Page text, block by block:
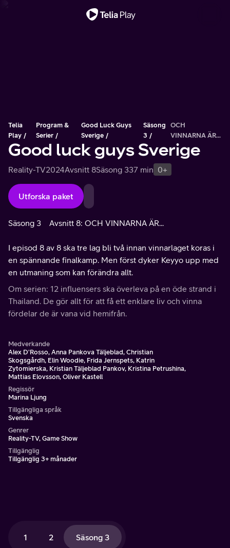
Telia
Play
Program &
Serier
Good Luck Guys
Sverige
Säsong
3
OCH
VINNARNA ÄR...
Good luck guys Sverige
Reality-TV2024Avsnitt 8Säsong 337 min 0+
Utforska paket
Säsong 3 Avsnitt 8: OCH VINNARNA ÄR...
I episod 8 av 8 ska tre lag bli två innan vinnarlaget koras i
en spännande finalkamp. Men först dyker Keyyo upp med
en utmaning som kan förändra allt.
Om serien: 12 influensers ska överleva på en öde strand i
Thailand. De gör allt för att få ett enklare liv och vinna
fördelar de är vana vid hemifrån.
Medverkande
Alex D'Rosso, Anna Pankova Täljeblad, Christian
Skogsgårdh, Elin Woodie, Frida Jernspets, Katrin
Zytomierska, Kristian Täljeblad Pankov, Kristina Petrushina,
Mattias Elovsson, Oliver Kastell
Regissör
Marina Ljung
Tillgängliga språk
Svenska
Genrer
Reality-TV, Game Show
Tillgänglig
Tillgänglig 3+ månader
1 2 Säsong 3